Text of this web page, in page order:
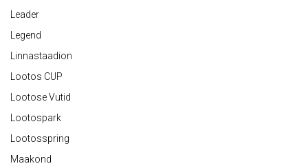
Leader
Legend
Linnastaadion
Lootos CUP
Lootose Vutid
Lootospark
Lootosspring
Maakond